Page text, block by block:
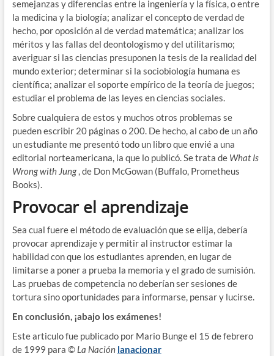
semejanzas y diferencias entre la ingeniería y la física, o entre
la medicina y la biología; analizar el concepto de verdad de
hecho, por oposición al de verdad matemática; analizar los
méritos y las fallas del deontologismo y del utilitarismo;
averiguar si las ciencias presuponen la tesis de la realidad del
mundo exterior; determinar si la sociobiología humana es
científica; analizar el soporte empírico de la teoría de juegos;
estudiar el problema de las leyes en ciencias sociales.
Sobre cualquiera de estos y muchos otros problemas se
pueden escribir 20 páginas o 200. De hecho, al cabo de un año
un estudiante me presentó todo un libro que envié a una
editorial norteamericana, la que lo publicó. Se trata de What Is
Wrong with Jung, de Don McGowan (Buffalo, Prometheus
Books).
Provocar el aprendizaje
Sea cual fuere el método de evaluación que se elija, debería
provocar aprendizaje y permitir al instructor estimar la
habilidad con que los estudiantes aprenden, en lugar de
limitarse a poner a prueba la memoria y el grado de sumisión.
Las pruebas de competencia no deberían ser sesiones de
tortura sino oportunidades para informarse, pensar y lucirse.
En conclusión, ¡abajo los exámenes!
Este articulo fue publicado por Mario Bunge el 15 de febrero
de 1999 para © La Nación lanacionar